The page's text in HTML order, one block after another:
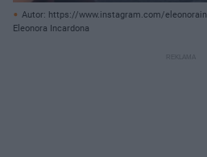
Autor: https://www.instagram.com/
Eleonora Incardona